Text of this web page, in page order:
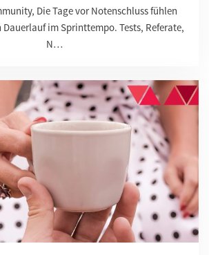
Die Tage vor Notenschluss fühlen
im Sprinttempo. Tests, Referate,
N…